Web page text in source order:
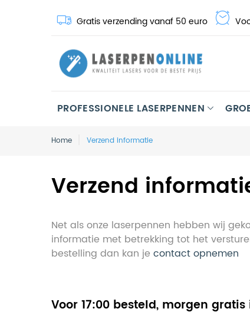
Gratis verzending vanaf 50 euro
PROFESSIONELE LASERPENNEN
Home Verzend informatie
Verzend
Net als onze laserpennen hebben wij
informatie met betrekking tot het
bestelling dan kan je contact opnemen
Voor 17:00 besteld, morgen